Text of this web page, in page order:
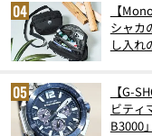
【
シャカ
し入れ
【G-
ビティ
B3000